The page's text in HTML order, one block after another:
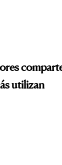
utilizan